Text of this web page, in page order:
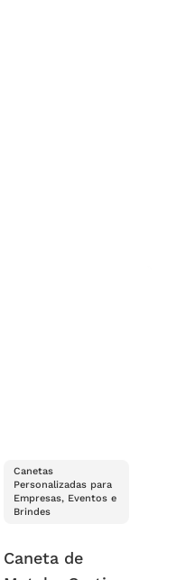
Canetas
Personalizadas para
Empresas, Eventos e
Brindes
Caneta de